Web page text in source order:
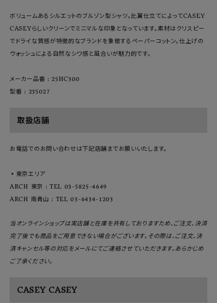
ボリュームあるシルエットのブルゾン型シャツ。比翼仕立てによってCASEY
CASEYらしいクリーンでミニマルな印象となっています。素材はクリスピー
でドライな質感が特徴的なブランドを象徴するペーパーコットン。仕上げの
ウォッシュによる自然なシワ感と風合いが魅力的です。
メーカー品番 : 25HC300
型番 : 235027
取扱店舗
お電話でのお問い合わせは下記店舗までお願いいたします。
▪️東京エリア
ARCH 東京 : TEL 03-5825-4649
ARCH 南青山 : TEL 03-6434-1203
当オンラインショップは実店舗と在庫を共有しておりますため、ご注文、決済
完了後でも商品をご用意できない場合がございます。その際は、ご注文、決
済キャンセル等の対応をメールにてご連絡させていただきます。あらかじめ
ご了承ください。
CASEY CASEY